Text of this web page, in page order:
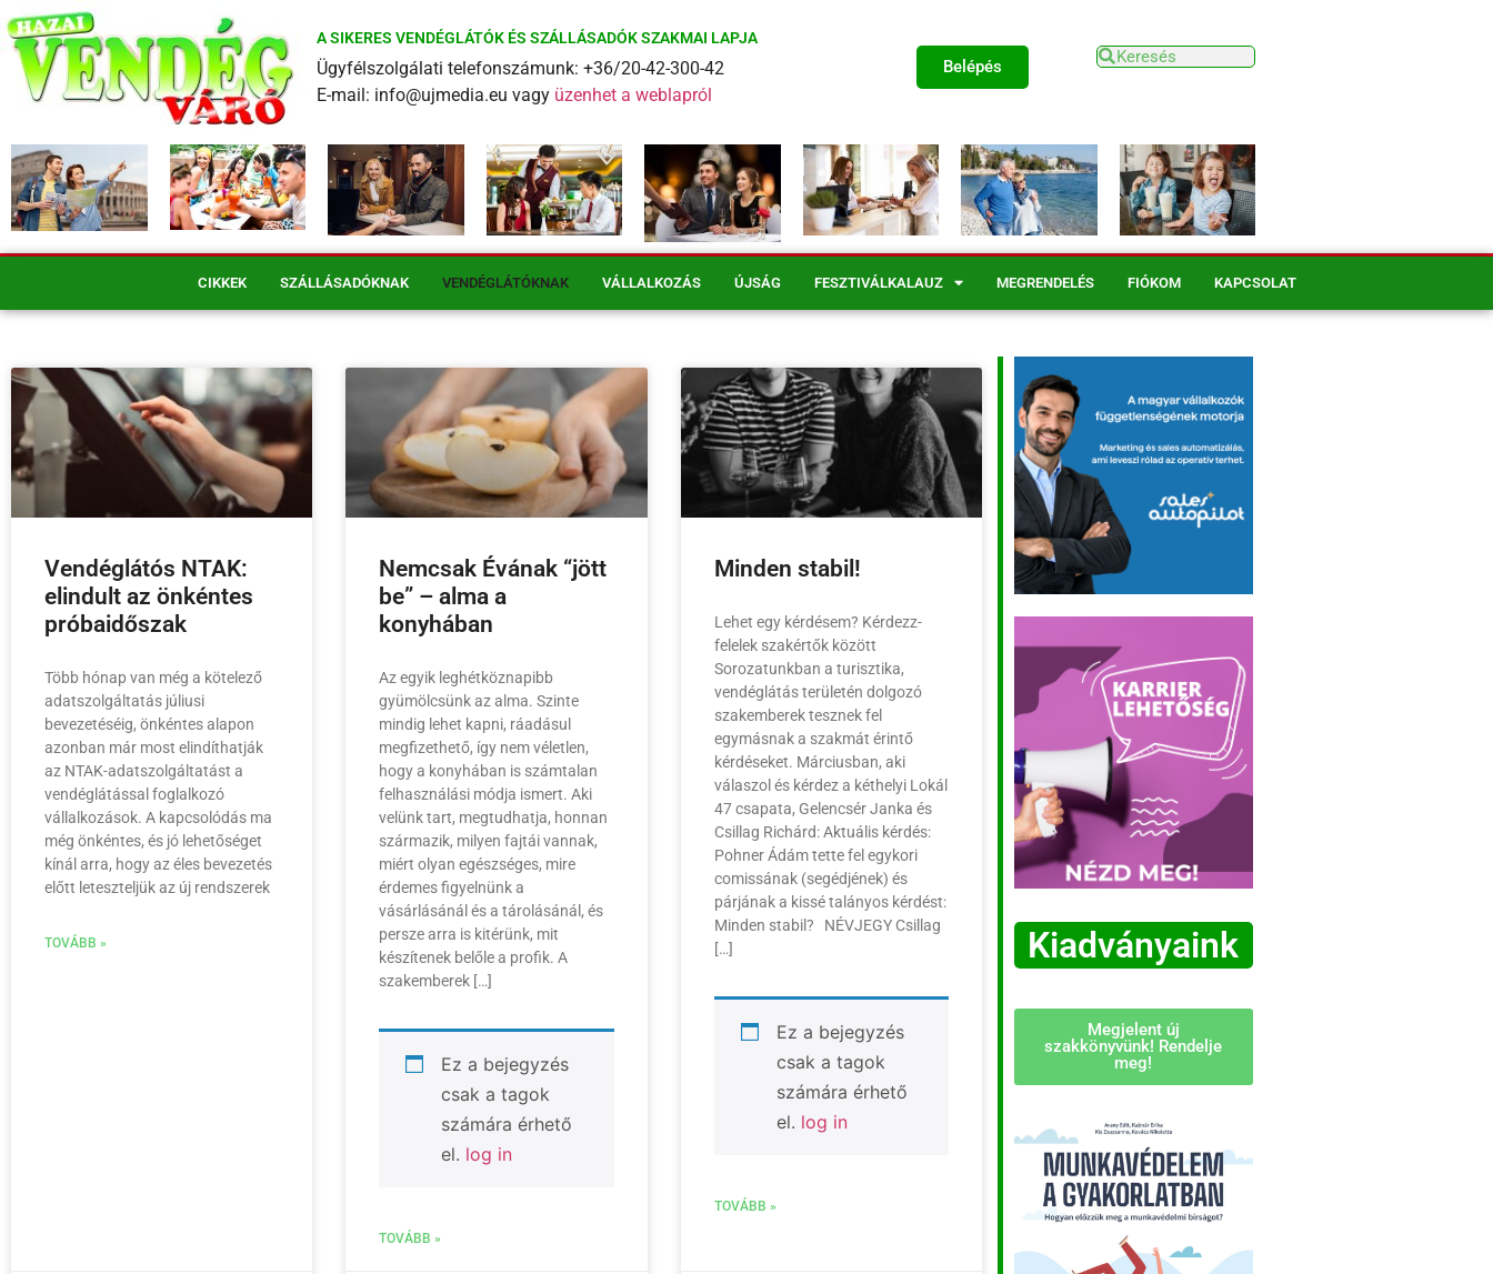
A SIKERES VENDÉGLÁTÓK ÉS SZÁLLÁSADÓK SZAKMAI LAPJA
Ügyfélszolgálati telefonszámunk: +36/20-42-300-42
E-mail: info@ujmedia.eu vagy üzenhet a weblapról
Belépés
CIKKEK SZÁLLÁSADÓKNAK VENDÉGLÁTÓKNAK VÁLLALKOZÁS ÚJSÁG FESZTIVÁLKALAUZ MEGRENDELÉS FIÓKOM KAPCSOLAT
Vendéglátós NTAK:
elindult az önkéntes
próbaidőszak
Több hónap van még a kötelező
adatszolgáltatás júliusi
bevezetéséig, önkéntes alapon
azonban már most elindíthatják
az NTAK-adatszolgáltatást a
vendéglátással foglalkozó
vállalkozások. A kapcsolódás ma
még önkéntes, és jó lehetőséget
kínál arra, hogy az éles bevezetés
előtt leteszteljük az új rendszerek
TOVÁBB »
Nemcsak Évának “jött
be” – alma a
konyhában
Az egyik leghétköznapibb
gyümölcsünk az alma. Szinte
mindig lehet kapni, ráadásul
megfizethető, így nem véletlen,
hogy a konyhában is számtalan
felhasználási módja ismert. Aki
velünk tart, megtudhatja, honnan
származik, milyen fajtái vannak,
miért olyan egészséges, mire
érdemes figyelnünk a
vásárlásánál és a tárolásánál, és
persze arra is kitérünk, mit
készítenek belőle a profik. A
szakemberek […]
Ez a bejegyzés
csak a tagok
számára érhető
el. log in
TOVÁBB »
Minden stabil!
Lehet egy kérdésem? Kérdezz-
felelek szakértők között
Sorozatunkban a turisztika,
vendéglátás területén dolgozó
szakemberek tesznek fel
egymásnak a szakmát érintő
kérdéseket. Márciusban, aki
válaszol és kérdez a kéthelyi Lokál
47 csapata, Gelencsér Janka és
Csillag Richárd: Aktuális kérdés:
Pohner Ádám tette fel egykori
comissának (segédjének) és
párjának a kissé talányos kérdést:
Minden stabil? NÉVJEGY Csillag
[…]
Ez a bejegyzés
csak a tagok
számára érhető
el. log in
TOVÁBB »
Kiadványaink
Megjelent új
szakkönyvünk! Rendelje
meg!